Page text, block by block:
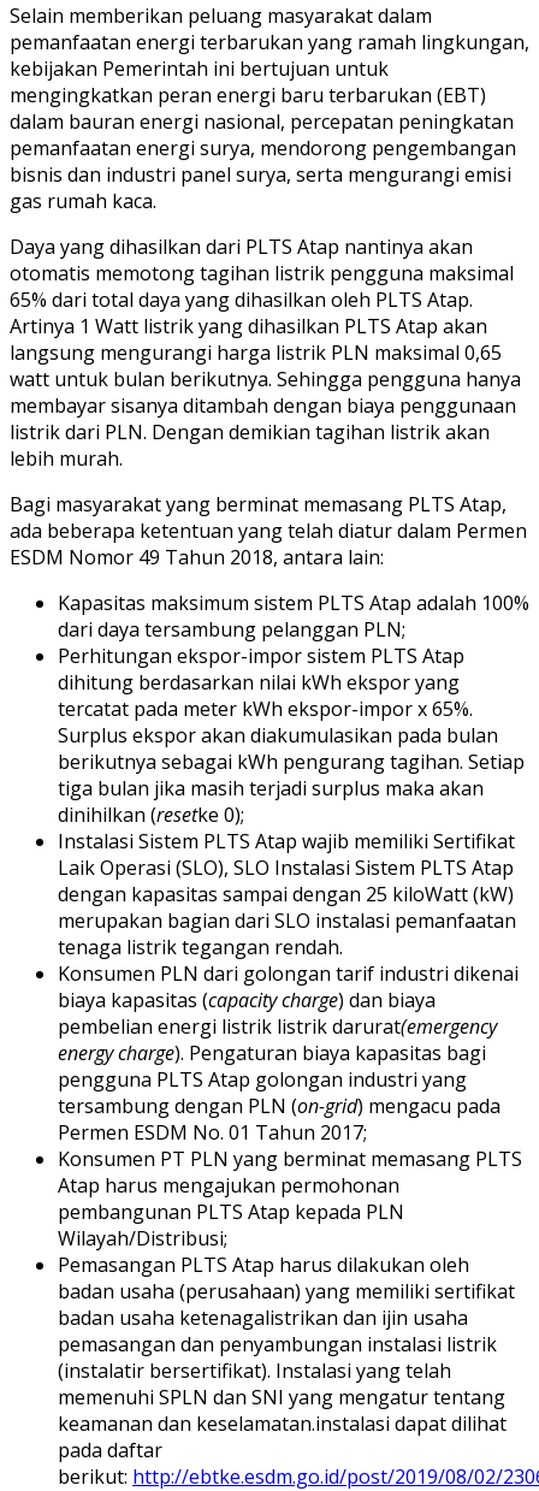
Selain memberikan peluang masyarakat dalam
pemanfaatan energi terbarukan yang ramah lingkungan,
kebijakan Pemerintah ini bertujuan untuk
mengingkatkan peran energi baru terbarukan (EBT)
dalam bauran energi nasional, percepatan peningkatan
pemanfaatan energi surya, mendorong pengembangan
bisnis dan industri panel surya, serta mengurangi emisi
gas rumah kaca.
Daya yang dihasilkan dari PLTS Atap nantinya akan
otomatis memotong tagihan listrik pengguna maksimal
65% dari total daya yang dihasilkan oleh PLTS Atap.
Artinya 1 Watt listrik yang dihasilkan PLTS Atap akan
langsung mengurangi harga listrik PLN maksimal 0,65
watt untuk bulan berikutnya. Sehingga pengguna hanya
membayar sisanya ditambah dengan biaya penggunaan
listrik dari PLN. Dengan demikian tagihan listrik akan
lebih murah.
Bagi masyarakat yang berminat memasang PLTS Atap,
ada beberapa ketentuan yang telah diatur dalam Permen
ESDM Nomor 49 Tahun 2018, antara lain:
Kapasitas maksimum sistem PLTS Atap adalah 100%
dari daya tersambung pelanggan PLN;
Perhitungan ekspor-impor sistem PLTS Atap
dihitung berdasarkan nilai kWh ekspor yang
tercatat pada meter kWh ekspor-impor x 65%.
Surplus ekspor akan diakumulasikan pada bulan
berikutnya sebagai kWh pengurang tagihan. Setiap
tiga bulan jika masih terjadi surplus maka akan
dinihilkan (resetke 0);
Instalasi Sistem PLTS Atap wajib memiliki Sertifikat
Laik Operasi (SLO), SLO Instalasi Sistem PLTS Atap
dengan kapasitas sampai dengan 25 kiloWatt (kW)
merupakan bagian dari SLO instalasi pemanfaatan
tenaga listrik tegangan rendah.
Konsumen PLN dari golongan tarif industri dikenai
biaya kapasitas (capacity charge) dan biaya
pembelian energi listrik listrik darurat(emergency
energy charge). Pengaturan biaya kapasitas bagi
pengguna PLTS Atap golongan industri yang
tersambung dengan PLN (on-grid) mengacu pada
Permen ESDM No. 01 Tahun 2017;
Konsumen PT PLN yang berminat memasang PLTS
Atap harus mengajukan permohonan
pembangunan PLTS Atap kepada PLN
Wilayah/Distribusi;
Pemasangan PLTS Atap harus dilakukan oleh
badan usaha (perusahaan) yang memiliki sertifikat
badan usaha ketenagalistrikan dan ijin usaha
pemasangan dan penyambungan instalasi listrik
(instalatir bersertifikat). Instalasi yang telah
memenuhi SPLN dan SNI yang mengatur tentang
keamanan dan keselamatan.instalasi dapat dilihat
pada daftar
berikut: http://ebtke.esdm.go.id/post/2019/08/02/